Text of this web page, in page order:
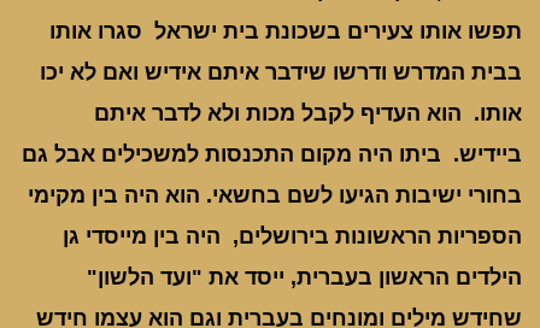
תפשו אותו צעירים בשכונת בית ישראל סגרו אותו
בבית המדרש ודרשו שידבר איתם אידיש ואם לא יכו
אותו. הוא העדיף לקבל מכות ולא לדבר איתם
ביידיש. ביתו היה מקום התכנסות למשכילים אבל גם
בחורי ישיבות הגיעו לשם בחשאי. הוא היה בין מקימי
הספריות הראשונות בירושלים, היה בין מייסדי גן
הילדים הראשון בעברית, ייסד את "ועד הלשון"
שחידש מילים ומונחים בעברית וגם הוא עצמו חידש